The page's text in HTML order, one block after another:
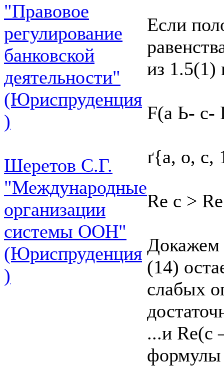
"Правовое
регулирование
банковской
деятельности"
(Юриспруденция
)
Шеретов С.Г.
"Международные
организации
системы ООН"
(Юриспруденция
)
Если
из 1.5(1)
F(а Ь- с-
ґ{а, о, с,
Re с >
Докажем
(14)
слабых
...и Re(c